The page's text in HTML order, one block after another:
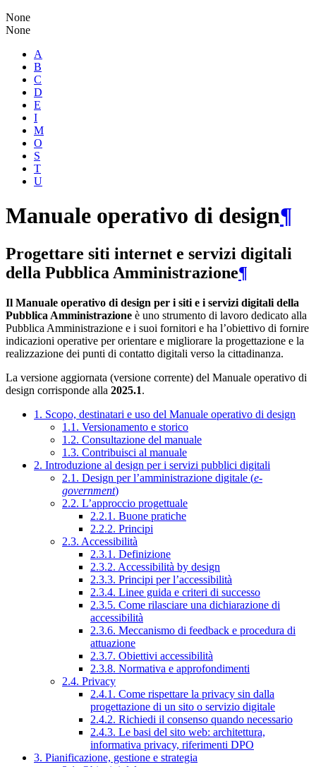
None
None
A
B
C
D
E
I
M
O
S
T
U
Manuale operativo di design¶
Progettare siti internet e servizi digitali
della Pubblica Amministrazione¶
Il Manuale operativo di design per i siti e i servizi digitali della
Pubblica Amministrazione è uno strumento di lavoro dedicato alla
Pubblica Amministrazione e i suoi fornitori e ha l’obiettivo di fornire
indicazioni operative per orientare e migliorare la progettazione e la
realizzazione dei punti di contatto digitali verso la cittadinanza.
La versione aggiornata (versione corrente) del Manuale operativo di
design corrisponde alla 2025.1.
1. Scopo, destinatari e uso del Manuale operativo di design
1.1. Versionamento e storico
1.2. Consultazione del manuale
1.3. Contribuisci al manuale
2. Introduzione al design per i servizi pubblici digitali
2.1. Design per l’amministrazione digitale (e-
government)
2.2. L’approccio progettuale
2.2.1. Buone pratiche
2.2.2. Principi
2.3. Accessibilità
2.3.1. Definizione
2.3.2. Accessibilità by design
2.3.3. Principi per l’accessibilità
2.3.4. Linee guida e criteri di successo
2.3.5. Come rilasciare una dichiarazione di
accessibilità
2.3.6. Meccanismo di feedback e procedura di
attuazione
2.3.7. Obiettivi accessibilità
2.3.8. Normativa e approfondimenti
2.4. Privacy
2.4.1. Come rispettare la privacy sin dalla
progettazione di un sito o servizio digitale
2.4.2. Richiedi il consenso quando necessario
2.4.3. Le basi del sito web: architettura,
informativa privacy, riferimenti DPO
3. Pianificazione, gestione e strategia